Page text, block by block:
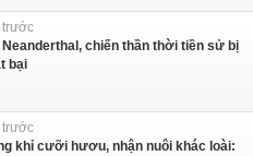
trước
chiến thần thời tiền sử bị
bại
trước
khỉ cưỡi hươu, nhận nuôi khác loài: